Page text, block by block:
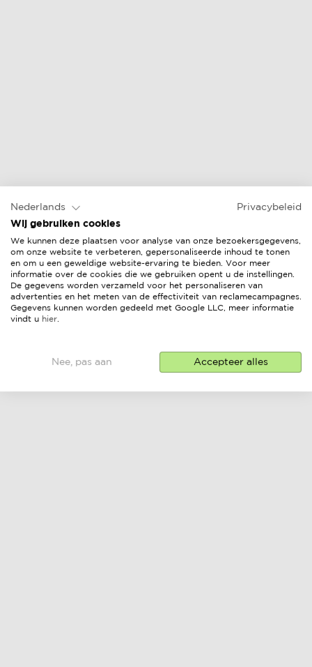
Nederlands
Privacybeleid
Wij gebruiken cookies
We kunnen deze plaatsen voor analyse van onze bezoekersgegevens,
om onze website te verbeteren, gepersonaliseerde inhoud te tonen
en om u een geweldige website-ervaring te bieden. Voor meer
informatie over de cookies die we gebruiken opent u de instellingen.
De gegevens worden verzameld voor het personaliseren van
advertenties en het meten van de effectiviteit van reclamecampagnes.
Gegevens kunnen worden gedeeld met Google LLC, meer informatie
vindt u hier
Nee, pas aan Accepteer alles